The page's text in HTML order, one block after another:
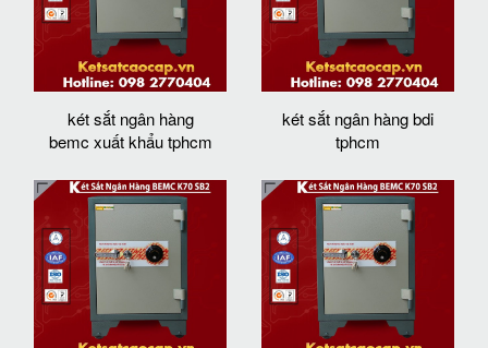
két sắt ngân hàng
bemc xuất khẩu tphcm
két sắt ngân hàng bdi
tphcm